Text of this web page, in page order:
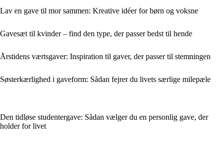
Lav en gave til mor sammen: Kreative idéer for børn og voksne
Gavesæt til kvinder – find den type, der passer bedst til hende
Årstidens værtsgaver: Inspiration til gaver, der passer til stemningen
Søsterkærlighed i gaveform: Sådan fejrer du livets særlige milepæle
Den tidløse studentergave: Sådan vælger du en personlig gave, der
holder for livet